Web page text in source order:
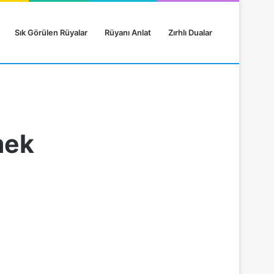
Sık Görülen Rüyalar Rüyanı Anlat Zırhlı Dualar